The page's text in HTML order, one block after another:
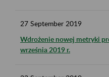
27 September 2019
Wdrożenie nowej metryki
września 2019 r.